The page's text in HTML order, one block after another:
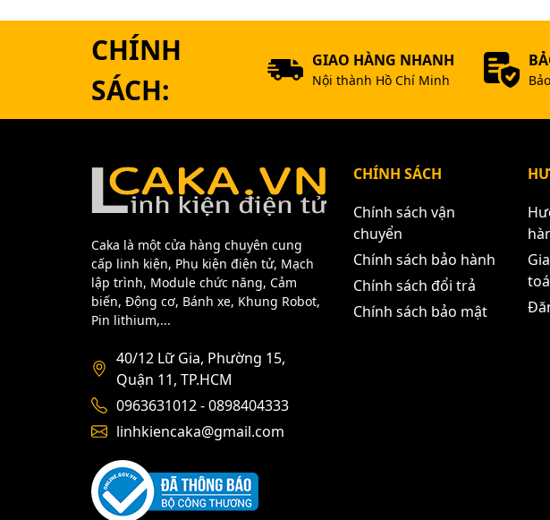
Cáp Nguồn 2 SATA sang 6 Pin 8 Pin
CHÍNH
SÁCH:
GIAO HÀNG NHANH
Nội thành Hồ Chí Minh
Caka là một cửa hàng chuyên cung
cấp linh kiện, Phụ kiện điện tử, Mạch
lập trình, Module chức năng, Cảm
biến, Động cơ, Bánh xe, Khung Robot,
Pin lithium,...
40/12 Lữ Gia, Phường 15,
Quận 11, TP.HCM
0963631012 - 0898404333
linhkiencaka@gmail.com
CHÍNH SÁCH
Chính sách vận
chuyển
Chính sách bảo hành
Chính sách đổi trả
Chính sách bảo mật